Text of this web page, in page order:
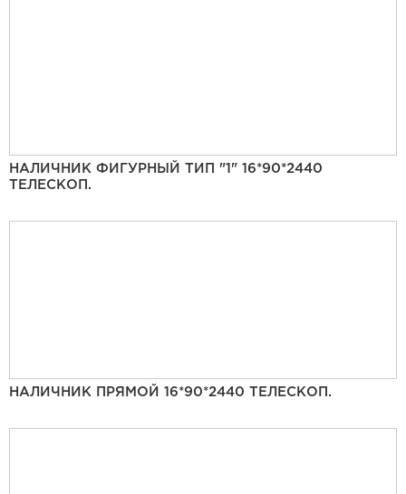
НАЛИЧНИК ФИГУРНЫЙ ТИП "1" 16*90*2440
ТЕЛЕСКОП.
НАЛИЧНИК ПРЯМОЙ 16*90*2440 ТЕЛЕСКОП.